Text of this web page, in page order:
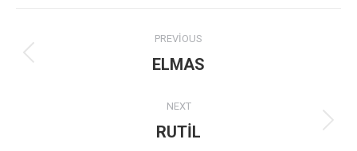
navigation
PREVIOUS
Previous
ELMAS
NEXT
Next
RUTİL